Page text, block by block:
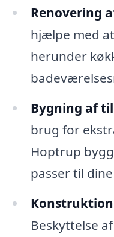
Renovering
hjælpe med
herunder
Bygning af
brug for
Hoptrup
passer til
Beskyttelse